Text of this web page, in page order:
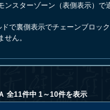
ンスターゾーン（表側表示）で
で裏側表示でチェーンブロッ
ん。
全11件中 1～10件を表示